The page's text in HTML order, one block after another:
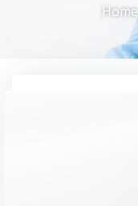
Home